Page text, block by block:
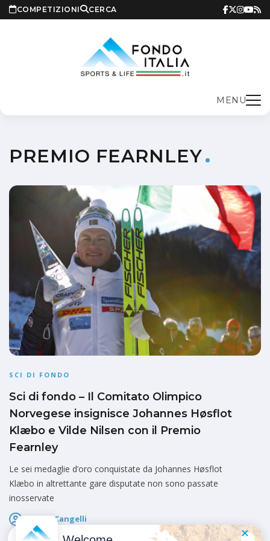
COMPETIZIONI CERCA
MENU
PREMIO FEARNLEY
SCI DI FONDO
Sci di fondo – Il Comitato Olimpico
Norvegese insignisce Johannes Høsflot
Klæbo e Vilde Nilsen con il Premio
Fearnley
Le sei medaglie d’oro conquistate da Johannes Høsflot
Klæbo in altrettante gare disputate non sono passate
inosservate
Marco Cangelli
Pubblicato il